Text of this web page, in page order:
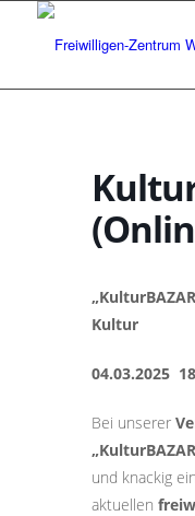
Kultur
04.03.2025
Bei unserer
und knackig
aktuellen